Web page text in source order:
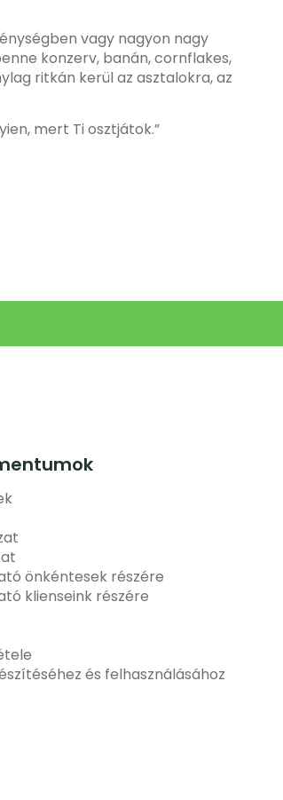
vagy nagyon nagy
konzerv, banán, cornflakes,
ritkán kerül az asztalokra, az
mert Ti osztjátok.”
önkéntesek részére
klienseink részére
és felhasználásához